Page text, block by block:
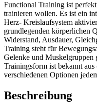
Functional Training ist
trainieren wollen. Es ist ein
Herz- Kreislaufsystem
grundlegenden körperlichen
Widerstand, Ausdauer,
Training steht für
Gelenke und Muskelgruppen
Trainingsform ist bekannt
verschiedenen Optionen
Beschreibung